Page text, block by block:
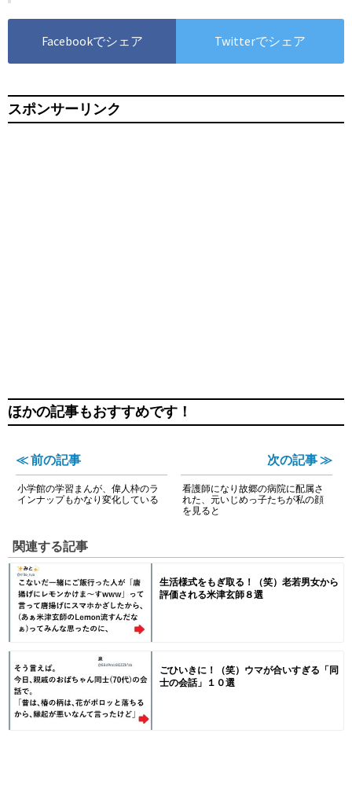
Facebookでシェア Twitterでシェア
スポンサーリンク
ほかの記事もおすすめです！
≪ 前の記事
小学館の学習まんが、偉人枠のラ
インナップもかなり変化している
次の記事 ≫
看護師になり故郷の病院に配属さ
れた、元いじめっ子たちが私の顔
を見ると
関連する記事
生活様式をもぎ取る！（笑）老若男女から
評価される米津玄師８選
ごひいきに！（笑）ウマが合いすぎる「同
士の会話」１０選